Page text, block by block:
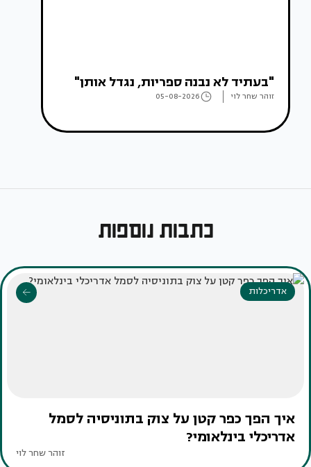
"בעתיד לא נבנה ספריות, נגדל אותן"
זוהר שחר לוי 05-08-2026
כתבות נוספות
אדריכלות
איך הפך כפר קטן על צוק בתוניסיה לסמל
אדריכלי בינלאומי?
זוהר שחר לוי